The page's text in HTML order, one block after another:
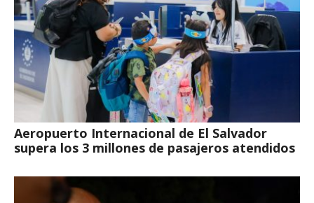
Aeropuerto Internacional de El Salvador
supera los 3 millones de pasajeros atendidos